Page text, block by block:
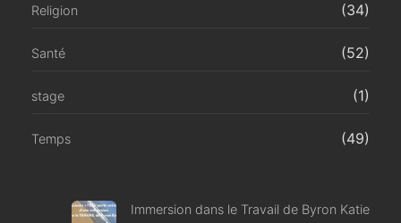
Religion (34)
Santé (52)
stage (1)
Temps (49)
Immersion dans le Travail de Byron Katie